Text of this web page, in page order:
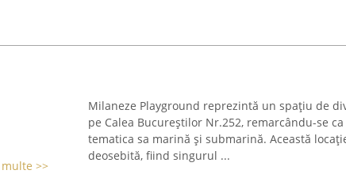
>>
Milaneze Playground reprezintă un spațiu de
pe Calea Bucureștilor Nr.252, remarcându-se
tematica sa marină și submarină. Această
deosebită, fiind singurul ...